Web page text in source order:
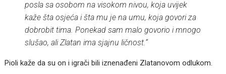
posla sa osobom na visokom nivou, koja uvijek
kaže šta osjeća i šta mu je na umu, koja govori za
dobrobit tima. Ponekad sam malo govorio i mnogo
slušao, ali Zlatan ima sjajnu ličnost.“
Pioli kaže da su on i igrači bili iznenađeni Zlatanovom odlukom.